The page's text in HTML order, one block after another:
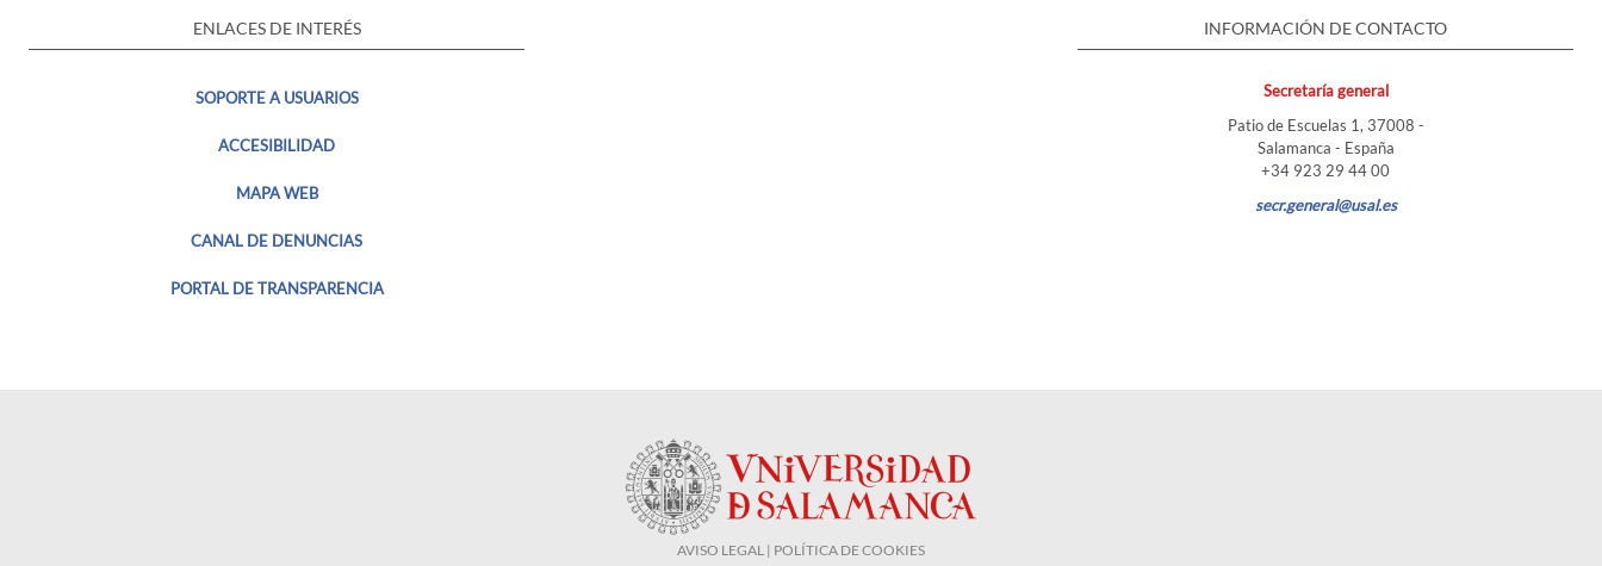
ENLACES DE INTERÉS
SOPORTE A USUARIOS
ACCESIBILIDAD
MAPA WEB
CANAL DE DENUNCIAS
PORTAL DE TRANSPARENCIA
INFORMACIÓN DE CONTACTO
Secretaría general
Patio de Escuelas 1, 37008 -
Salamanca - España
+34 923 29 44 00
secr.general@usal.es
AVISO LEGAL | POLÍTICA DE COOKIES